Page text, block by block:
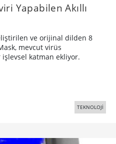
Yapabilen Akıllı
ve orijinal dilden 8
mevcut virüs
katman ekliyor.
TEKNOLOJİ